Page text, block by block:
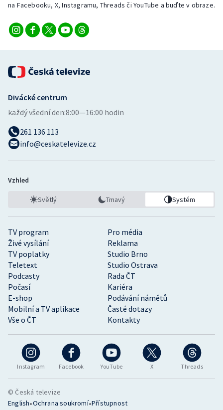
Volejbal
na Facebooku, X, Instagramu, Threads či YouTube a buďte v obraze.
Instagram Facebook YouTube X Threads
TV program
Pro média
Živé vysílání
Reklama
TV poplatky
Studio Brno
Teletext
Studio Ostrava
Podcasty
Rada ČT
Počasí
Kariéra
E-shop
Podávání námětů
Mobilní a TV aplikace
Časté dotazy
Vše o ČT
Kontakty
Divácké centrum
každý všední den:8:00—16:00 hodin
261 136 113
info@ceskatelevize.cz
Vzhled
Světlý Tmavý Systém
© Česká televize
English•Ochrana soukromí•Přístupnost